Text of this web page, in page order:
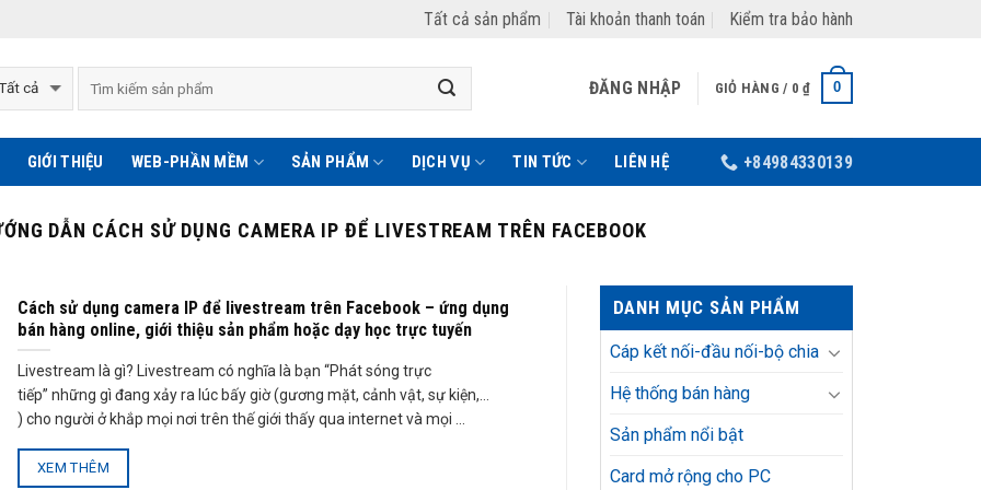
Tất cả sản phẩm Tài khoản thanh toán Kiểm tra bảo hành
ĐĂNG NHẬP GIỎ HÀNG / 0₫ 0
GIỚI THIỆU WEB-PHẦN MỀM SẢN PHẨM DỊCH VỤ TIN TỨC LIÊN HỆ +84984330139
DẪN CÁCH SỬ DỤNG CAMERA IP ĐỂ LIVESTREAM TRÊN FACEBOOK
Cách sử dụng camera IP để livestream trên Facebook – ứng dụng
bán hàng online, giới thiệu sản phẩm hoặc dạy học trực tuyến
Livestream là gì? Livestream có nghĩa là bạn “Phát sóng trực
tiếp” những gì đang xảy ra lúc bấy giờ (gương mặt, cảnh vật, sự kiện,…
) cho người ở khắp mọi nơi trên thế giới thấy qua internet và mọi ...
XEM THÊM
DANH MỤC SẢN PHẨM
Cáp kết nối-đầu nối-bộ chia
Hệ thống bán hàng
Sản phẩm nổi bật
Card mở rộng cho PC